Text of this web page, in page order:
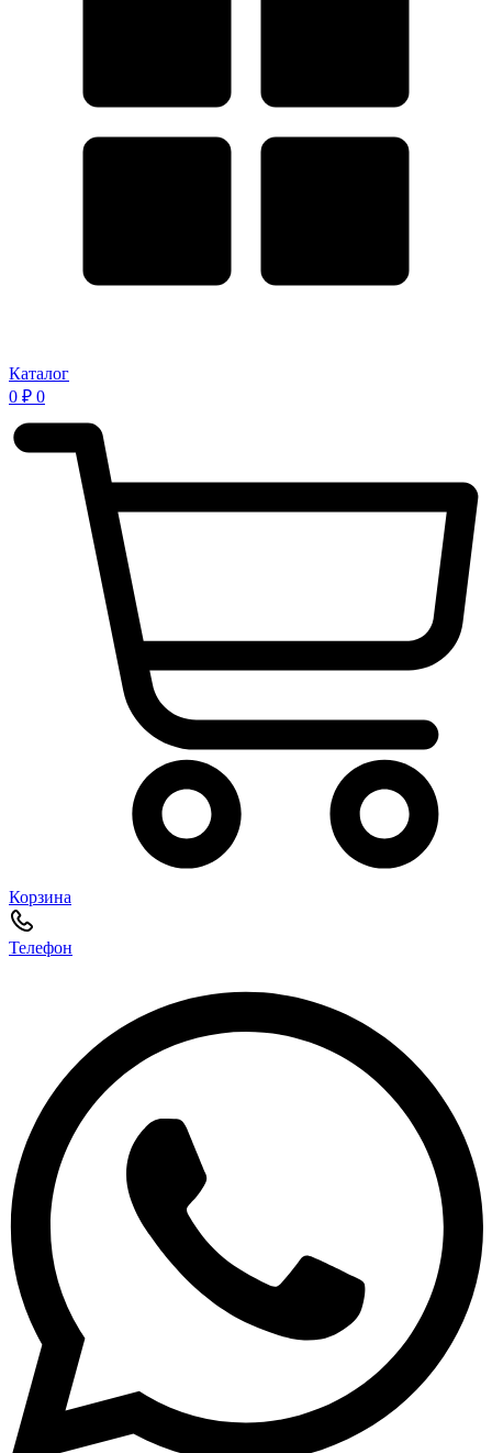
Каталог
0 ₽ 0
Корзина
Телефон